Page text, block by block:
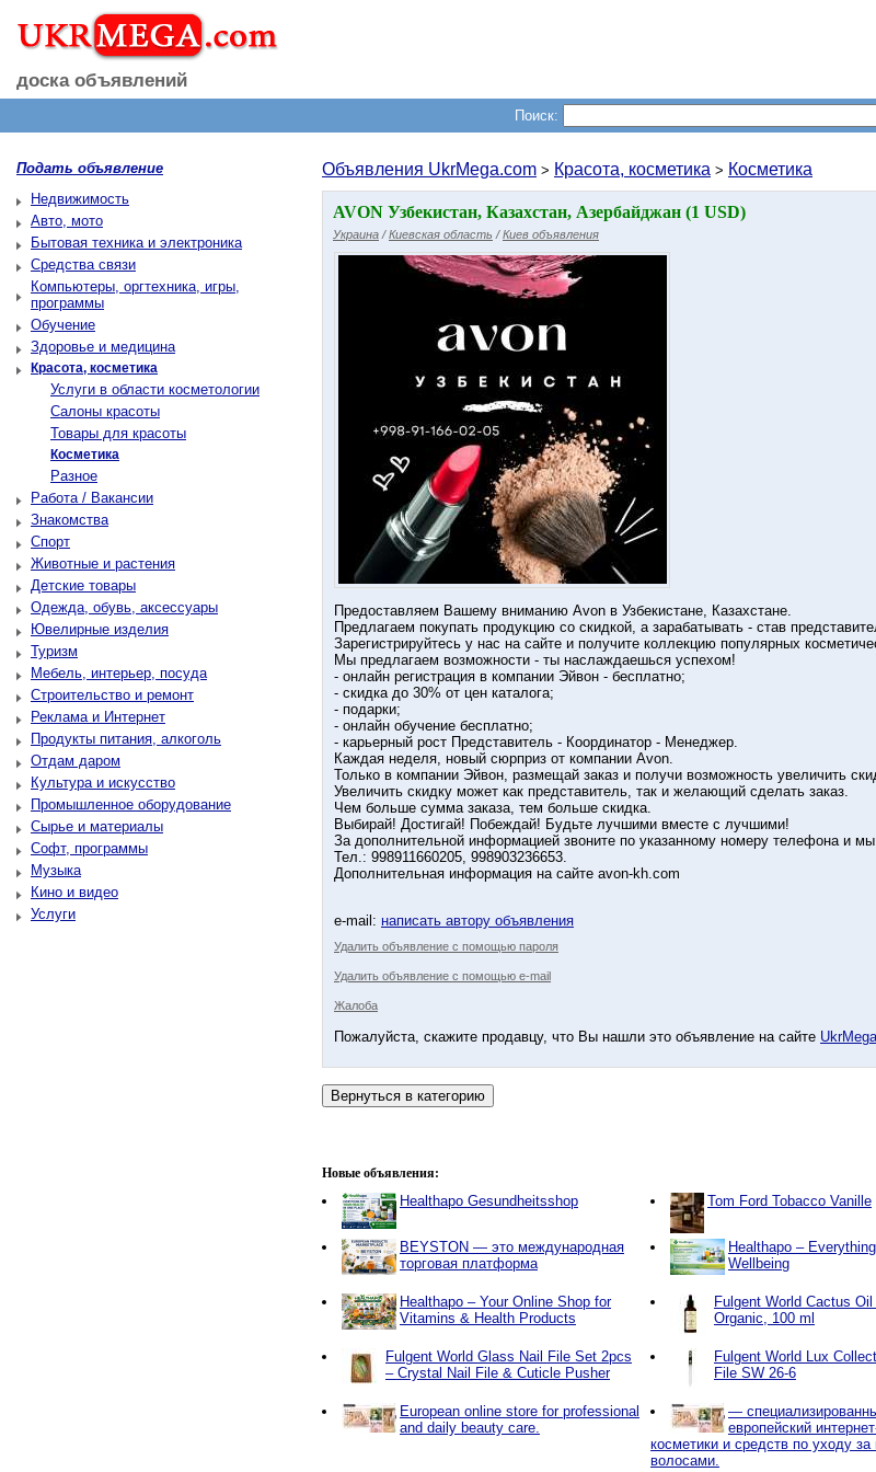
доска объявлений
Поиск:
Подать объявление
Недвижимость
Авто, мото
Бытовая техника и электроника
Средства связи
Компьютеры, оргтехника, игры,
программы
Обучение
Здоровье и медицина
Красота, косметика
Услуги в области косметологии
Салоны красоты
Товары для красоты
Косметика
Разное
Работа / Вакансии
Знакомства
Спорт
Животные и растения
Детские товары
Одежда, обувь, аксессуары
Ювелирные изделия
Туризм
Мебель, интерьер, посуда
Строительство и ремонт
Реклама и Интернет
Продукты питания, алкоголь
Отдам даром
Культура и искусство
Промышленное оборудование
Сырье и материалы
Софт, программы
Музыка
Кино и видео
Услуги
Объявления UkrMega.com > Красота, косметика > Косметика
AVON Узбекистан, Казахстан, Азербайджан (1 USD)
Украина /Киевская область /Киев объявления
Предоставляем Вашему вниманию Avon в Узбекистане, Казахстане.
Предлагаем покупать продукцию со скидкой, а зарабатывать - став
Зарегистрируйтесь у нас на сайте и получите коллекцию популярных
Мы предлагаем возможности - ты наслаждаешься успехом!
- онлайн регистрация в компании Эйвон - бесплатно;
- скидка до 30% от цен каталога;
- подарки;
- онлайн обучение бесплатно;
- карьерный рост Представитель - Координатор - Менеджер.
Каждая неделя, новый сюрприз от компании Avon.
Только в компании Эйвон, размещай заказ и получи возможность увеличить
Увеличить скидку может как представитель, так и желающий сделать заказ.
Чем больше сумма заказа, тем больше скидка.
Выбирай! Достигай! Побеждай! Будьте лучшими вместе с лучшими!
За дополнительной информацией звоните по указанному номеру телефона и
Тел.: 998911660205, 998903236653.
Дополнительная информация на сайте avon-kh.com
e-mail: написать автору объявления
Удалить объявление с помощью пароля
Удалить объявление с помощью e-mail
Жалоба
Пожалуйста, скажите продавцу, что Вы нашли это объявление на сайте
Новые объявления:
Healthapo Gesundheitsshop Tom Ford Tobacco Vanille
BEYSTON — это международная
торговая платформа
Healthapo –
Wellbeing
Healthapo – Your Online Shop for
Vitamins & Health Products
Fulgent World Cactus Oil
Organic, 100 ml
Fulgent World Glass Nail File Set 2pcs
– Crystal Nail File & Cuticle Pusher
Fulgent World Lux
File SW 26-6
European online store for professional
and daily beauty care.
—
европейский
косметики и средств по уходу за
волосами.